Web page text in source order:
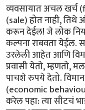
व्यवसायात अचल खर्च
(sale) होत नाही, तिथे
करून देईल! जे लोक
कल्पना राबवता येईल.
उरलेली आहेत आणि
प्रवासी येतो, म्हणतो,
पाचशे रुपये देतो. विमान
(economic
करेल पहा: त्या सीटचं